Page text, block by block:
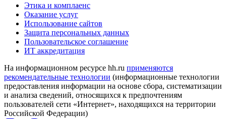
Этика и комплаенс
Оказание услуг
Использование сайтов
Защита персональных данных
Пользовательское соглашение
ИТ аккредитация
На информационном ресурсе hh.ru применяются
рекомендательные технологии (информационные технологии
предоставления информации на основе сбора, систематизации
и анализа сведений, относящихся к предпочтениям
пользователей сети «Интернет», находящихся на территории
Российской Федерации)